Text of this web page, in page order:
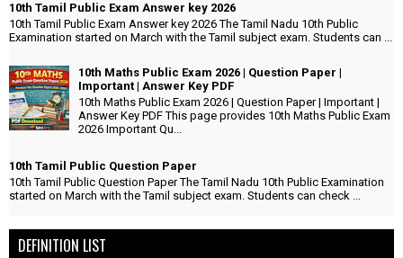
10th Tamil Public Exam Answer key 2026
10th Tamil Public Exam Answer key 2026 The Tamil Nadu 10th Public
Examination started on March with the Tamil subject exam. Students can ...
10th Maths Public Exam 2026 | Question Paper |
Important | Answer Key PDF
10th Maths Public Exam 2026 | Question Paper | Important |
Answer Key PDF This page provides 10th Maths Public Exam
2026 Important Qu...
10th Tamil Public Question Paper
10th Tamil Public Question Paper The Tamil Nadu 10th Public Examination
started on March with the Tamil subject exam. Students can check ...
DEFINITION LIST